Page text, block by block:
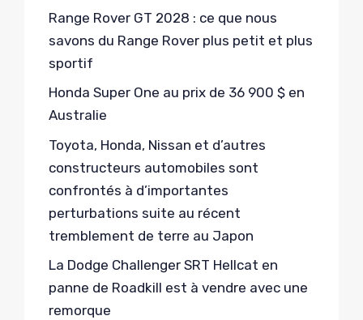
Range Rover GT 2028 : ce que nous
savons du Range Rover plus petit et plus
sportif
Honda Super One au prix de 36 900 $ en
Australie
Toyota, Honda, Nissan et d’autres
constructeurs automobiles sont
confrontés à d’importantes
perturbations suite au récent
tremblement de terre au Japon
La Dodge Challenger SRT Hellcat en
panne de Roadkill est à vendre avec une
remorque